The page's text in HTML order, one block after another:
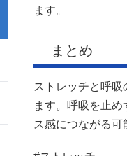
ます。
まとめ
ストレッチと呼
ます。呼吸を止
ス感につながる可